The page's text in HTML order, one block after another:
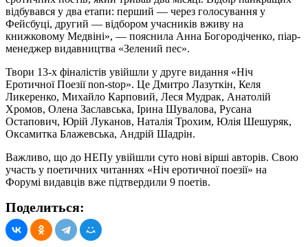
відбувався у два етапи: перший — через голосування у
Фейсбуці, другий — відбором учасників вживу на
книжковому Медвіні», — пояснила Анна Богородіченко, піар-
менеджер видавництва «Зелений пес».
Твори 13-х фіналістів увійшли у друге видання «Ніч
Еротичної Поезії non-stop». Це Дмитро Лазуткін, Келя
Ликеренко, Михайло Карповий, Леся Мудрак, Анатолій
Хромов, Олена Заславська, Ірина Шувалова, Русана
Остапович, Юрій Луканов, Наталія Трохим, Юлія Шешуряк,
Оксамитка Блажевська, Андрій Шадрін.
Важливо, що до НЕПу увійшли суто нові вірші авторів. Свою
участь у поетичних читаннях «Ніч еротичної поезії» на
Форумі видавців вже підтвердили 9 поетів.
Поделиться: